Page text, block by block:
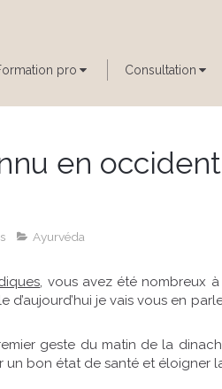
pro Consultation
en
Ayurvéda
, vous avez été nombreux à
d’aujourd’hui je vais vous en
geste du matin de la
un bon état de santé et éloigner